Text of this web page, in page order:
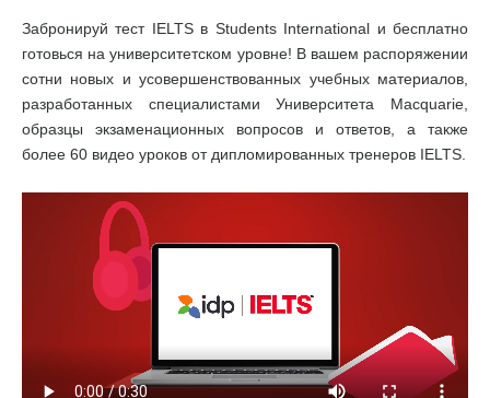
Забронируй тест IELTS в Students International и бесплатно
готовься на университетском уровне! В вашем распоряжении
сотни новых и усовершенствованных учебных материалов,
разработанных специалистами Университета Macquarie,
образцы экзаменационных вопросов и ответов, а также
более 60 видео уроков от дипломированных тренеров IELTS.